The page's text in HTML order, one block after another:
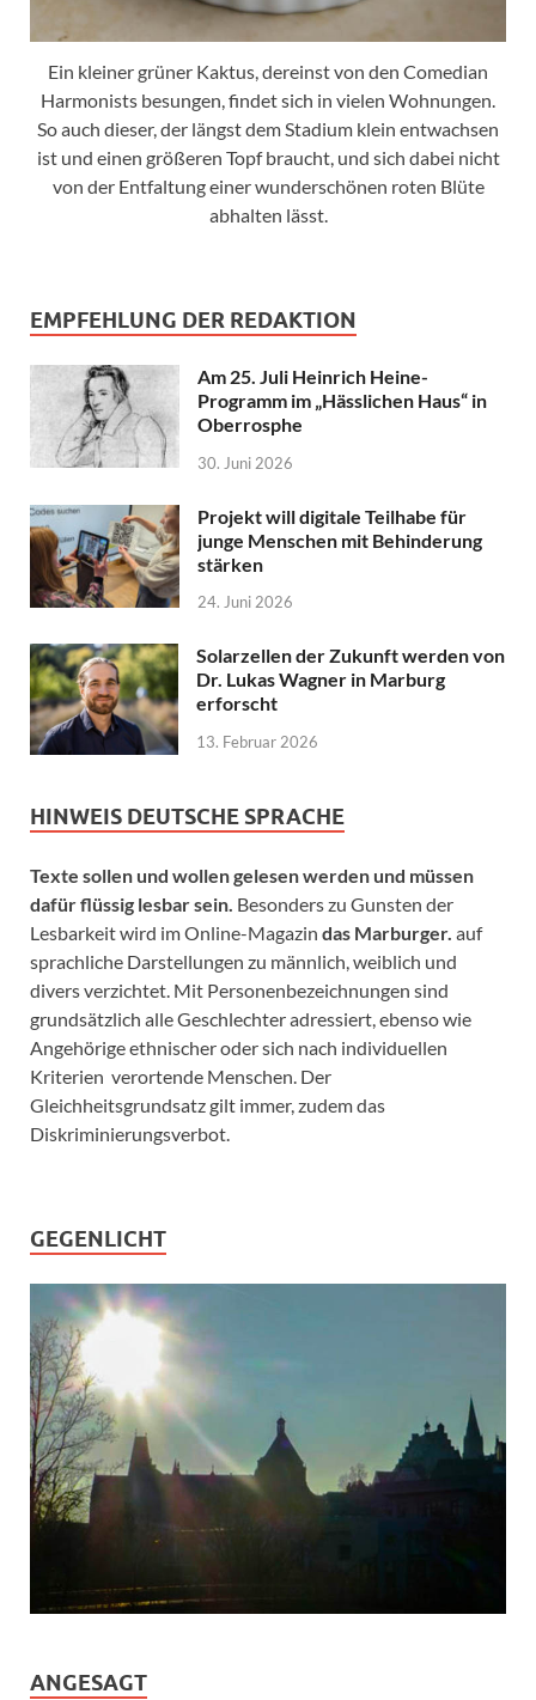
Ein kleiner grüner Kaktus, dereinst von den Comedian
Harmonists besungen, findet sich in vielen Wohnungen.
So auch dieser, der längst dem Stadium klein entwachsen
ist und einen größeren Topf braucht, und sich dabei nicht
von der Entfaltung einer wunderschönen roten Blüte
abhalten lässt.
EMPFEHLUNG DER REDAKTION
Am 25. Juli Heinrich Heine-
Programm im „Hässlichen Haus“ in
Oberrosphe
30. Juni 2026
Projekt will digitale Teilhabe für
junge Menschen mit Behinderung
stärken
24. Juni 2026
Solarzellen der Zukunft werden von
Dr. Lukas Wagner in Marburg
erforscht
13. Februar 2026
HINWEIS DEUTSCHE SPRACHE
Texte sollen und wollen gelesen werden und müssen
dafür flüssig lesbar sein. Besonders zu Gunsten der
Lesbarkeit wird im Online-Magazin das Marburger. auf
sprachliche Darstellungen zu männlich, weiblich und
divers verzichtet. Mit Personenbezeichnungen sind
grundsätzlich alle Geschlechter adressiert, ebenso wie
Angehörige ethnischer oder sich nach individuellen
Kriterien verortende Menschen. Der
Gleichheitsgrundsatz gilt immer, zudem das
Diskriminierungsverbot.
GEGENLICHT
ANGESAGT